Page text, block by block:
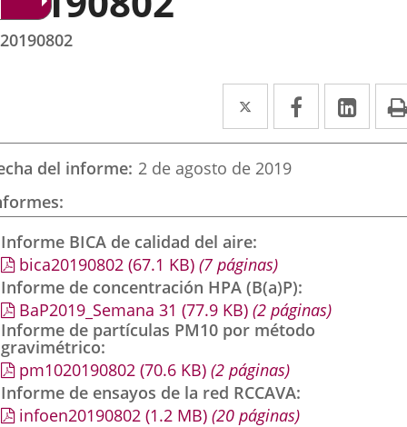
20190802
Twitter
Enlace
a
una
externa.
Facebook
Enlace
a
externa.
a
del informe 2 de agosto de 2019
Informe BICA de calidad del aire
bica20190802 (67.1 KB) (7 páginas)
Informe de concentración HPA (B(a)P)
BaP2019_Semana 31 (77.9 KB) (2 páginas)
Informe de partículas PM10 por método
gravimétrico
pm1020190802 (70.6 KB) (2 páginas)
Informe de ensayos de la red RCCAVA
infoen20190802 (1.2 MB) (20 páginas)